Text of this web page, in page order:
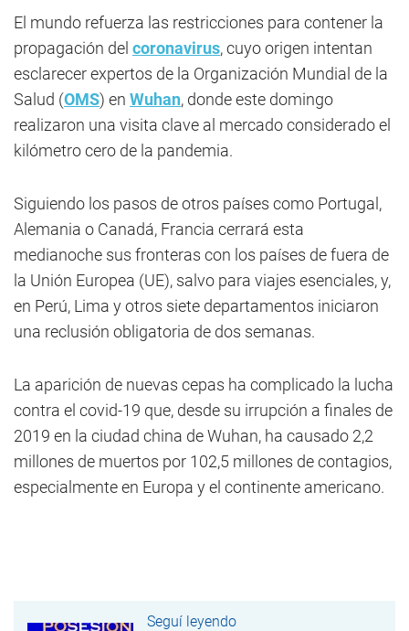
El mundo refuerza las restricciones para contener la
propagación del coronavirus, cuyo origen intentan
esclarecer expertos de la Organización Mundial de la
Salud (OMS) en Wuhan, donde este domingo
realizaron una visita clave al mercado considerado el
kilómetro cero de la pandemia.
Siguiendo los pasos de otros países como Portugal,
Alemania o Canadá, Francia cerrará esta
medianoche sus fronteras con los países de fuera de
la Unión Europea (UE), salvo para viajes esenciales, y,
en Perú, Lima y otros siete departamentos iniciaron
una reclusión obligatoria de dos semanas.
La aparición de nuevas cepas ha complicado la lucha
contra el covid-19 que, desde su irrupción a finales de
2019 en la ciudad china de Wuhan, ha causado 2,2
millones de muertos por 102,5 millones de contagios,
especialmente en Europa y el continente americano.
Seguí leyendo